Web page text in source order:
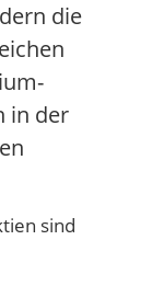
die
in der
sind